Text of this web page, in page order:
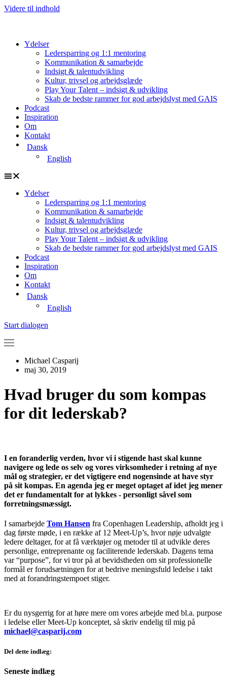
Videre til indhold
Ydelser
Ledersparring og 1:1 mentoring
Kommunikation & samarbejde
Indsigt & talentudvikling
Kultur, trivsel og arbejdsglæde
Play Your Talent – indsigt & udvikling
Skab de bedste rammer for god arbejdslyst med GAIS
Podcast
Inspiration
Om
Kontakt
Dansk
English
Ydelser
Ledersparring og 1:1 mentoring
Kommunikation & samarbejde
Indsigt & talentudvikling
Kultur, trivsel og arbejdsglæde
Play Your Talent – indsigt & udvikling
Skab de bedste rammer for god arbejdslyst med GAIS
Podcast
Inspiration
Om
Kontakt
Dansk
English
Start dialogen
Michael Casparij
maj 30, 2019
Hvad bruger du som kompas
for dit lederskab?
I en foranderlig verden, hvor vi i stigende hast skal kunne
navigere og lede os selv og vores virksomheder i retning af nye
mål og strategier, er det vigtigere end nogensinde at have styr
på sit kompas. En agenda jeg er meget optaget af idet jeg mener
det er fundamentalt for at lykkes - personligt såvel som
forretningsmæssigt.
I samarbejde Tom Hansen fra Copenhagen Leadership, afholdt jeg i
dag første møde, i en række af 12 Meet-Up’s, hvor nøje udvalgte
ledere deltager, for at få værktøjer og metoder til at udvikle deres
personlige, entreprenante og faciliterende lederskab. Dagens tema
var “purpose”, for vi tror på at bevidstheden om sit professionelle
formål er forudsætningen for at bedrive meningsfuld ledelse i takt
med at forandringstempoet stiger.
Er du nysgerrig for at høre mere om vores arbejde med bl.a. purpose
i ledelse eller Meet-Up konceptet, så skriv endelig til mig på
michael@casparij.com
Del dette indlæg:
Seneste indlæg